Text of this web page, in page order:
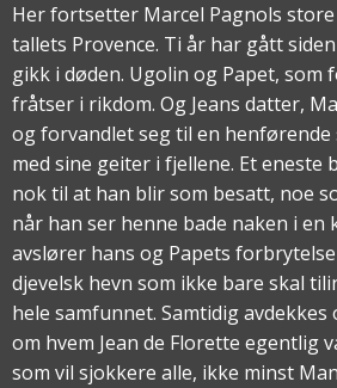
Her fortsetter Marcel Pagnols
tallets Provence. Ti år har gått
gikk i døden. Ugolin og Papet, som
fråtser i rikdom. Og Jeans datter,
og forvandlet seg til en
med sine geiter i fjellene. Et eneste
nok til at han blir som besatt, noe
når han ser henne bade naken i en
avslører hans og Papets
djevelsk hevn som ikke bare skal
hele samfunnet. Samtidig
om hvem Jean de Florette egentlig
som vil sjokkere alle, ikke minst